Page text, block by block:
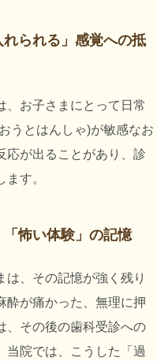
られる」感覚への抵
、お子さまにとって日常
うとはんしゃ)が敏感なお
応が出ることがあり、診
す。
怖い体験」の記憶
、その記憶が強く残り
酔が痛かった、無理に押
、その後の歯科受診への
当院では、こうした「過